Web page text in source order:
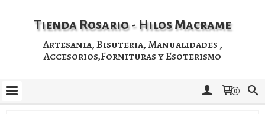
Tienda Rosario - Hilos Macrame
Artesania, Bisuteria, Manualidades ,
Accesorios,Fornituras y Esoterismo
0